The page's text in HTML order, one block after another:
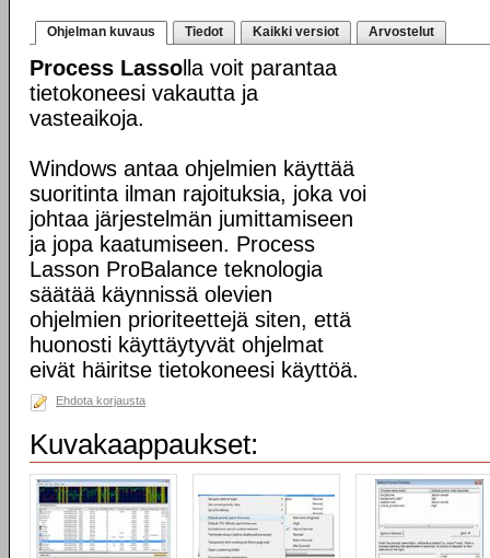
Ohjelman kuvaus Tiedot Kaikki versiot Arvostelut
Process Lasso lla voit parantaa
tietokoneesi vakautta ja
vasteaikoja.
Windows antaa ohjelmien käyttää
suoritinta ilman rajoituksia, joka voi
johtaa järjestelmän jumittamiseen
ja jopa kaatumiseen. Process
Lasson ProBalance teknologia
säätää käynnissä olevien
ohjelmien prioriteettejä siten, että
huonosti käyttäytyvät ohjelmat
eivät häiritse tietokoneesi käyttöä.
Ehdota korjausta
Kuvakaappaukset: